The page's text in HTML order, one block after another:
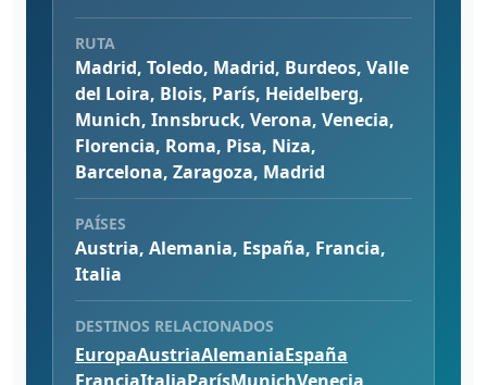
RUTA
Madrid, Toledo, Madrid, Burdeos, Valle
del Loira, Blois, París, Heidelberg,
Munich, Innsbruck, Verona, Venecia,
Florencia, Roma, Pisa, Niza,
Barcelona, Zaragoza, Madrid
PAÍSES
Austria, Alemania, España, Francia,
Italia
DESTINOS RELACIONADOS
EuropaAustriaAlemaniaEspaña
FranciaItaliaParísMunichVenecia